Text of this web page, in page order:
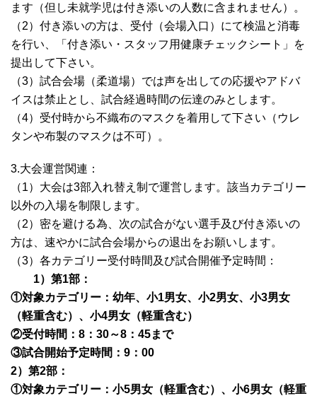
ます（但し未就学児は付き添いの人数に含まれません）。
（2）付き添いの方は、受付（会場入口）にて検温と消毒
を行い、「付き添い・スタッフ用健康チェックシート」を
提出して下さい。
（3）試合会場（柔道場）では声を出しての応援やアドバ
イスは禁止とし、試合経過時間の伝達のみとします。
（4）受付時から不織布のマスクを着用して下さい（ウレ
タンや布製のマスクは不可）。
3.大会運営関連：
（1）大会は3部入れ替え制で運営します。該当カテゴリー
以外の入場を制限します。
（2）密を避ける為、次の試合がない選手及び付き添いの
方は、速やかに試合会場からの退出をお願いします。
（3）各カテゴリー受付時間及び試合開催予定時間：
1）第1部：
①対象カテゴリー：幼年、小1男女、小2男女、小3男女
（軽重含む）、小4男女（軽重含む）
②受付時間：8：30～8：45まで
③試合開始予定時間：9：00
2）第2部：
①対象カテゴリー：小5男女（軽重含む）、小6男女（軽重